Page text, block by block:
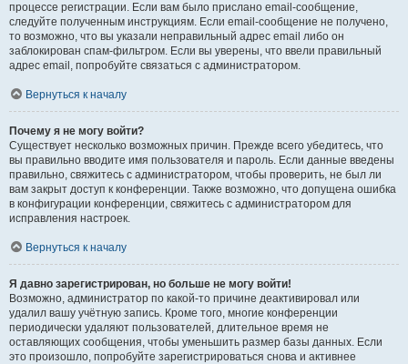
процессе регистрации. Если вам было прислано email-сообщение,
следуйте полученным инструкциям. Если email-сообщение не получено,
то возможно, что вы указали неправильный адрес email либо он
заблокирован спам-фильтром. Если вы уверены, что ввели правильный
адрес email, попробуйте связаться с администратором.
Вернуться к началу
Почему я не могу войти?
Существует несколько возможных причин. Прежде всего убедитесь, что
вы правильно вводите имя пользователя и пароль. Если данные введены
правильно, свяжитесь с администратором, чтобы проверить, не был ли
вам закрыт доступ к конференции. Также возможно, что допущена ошибка
в конфигурации конференции, свяжитесь с администратором для
исправления настроек.
Вернуться к началу
Я давно зарегистрирован, но больше не могу войти!
Возможно, администратор по какой-то причине деактивировал или
удалил вашу учётную запись. Кроме того, многие конференции
периодически удаляют пользователей, длительное время не
оставляющих сообщения, чтобы уменьшить размер базы данных. Если
это произошло, попробуйте зарегистрироваться снова и активнее